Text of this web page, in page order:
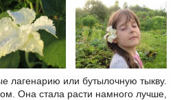
лагенарию или бутылочную тыкву.
Она стала расти намного лучше,